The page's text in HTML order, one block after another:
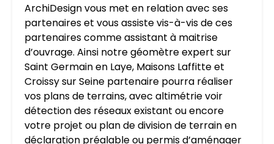
ArchiDesign vous met en relation avec ses
partenaires et vous assiste vis-à-vis de ces
partenaires comme assistant à maitrise
d’ouvrage. Ainsi notre géomètre expert sur
Saint Germain en Laye, Maisons Laffitte et
Croissy sur Seine partenaire pourra réaliser
vos plans de terrains, avec altimétrie voir
détection des réseaux existant ou encore
votre projet ou plan de division de terrain en
déclaration préalable ou permis d’aménager